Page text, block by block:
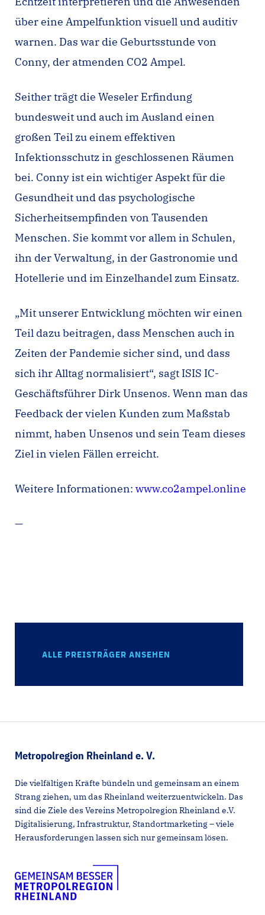
über eine Ampelfunktion visuell und auditiv
warnen. Das war die Geburtsstunde von
Conny, der atmenden CO2 Ampel.
Seither trägt die Weseler Erfindung
bundesweit und auch im Ausland einen
großen Teil zu einem effektiven
Infektionsschutz in geschlossenen Räumen
bei. Conny ist ein wichtiger Aspekt für die
Gesundheit und das psychologische
Sicherheitsempfinden von Tausenden
Menschen. Sie kommt vor allem in Schulen,
ihn der Verwaltung, in der Gastronomie und
Hotellerie und im Einzelhandel zum Einsatz.
„Mit unserer Entwicklung möchten wir einen
Teil dazu beitragen, dass Menschen auch in
Zeiten der Pandemie sicher sind, und dass
sich ihr Alltag normalisiert“, sagt ISIS IC-
Geschäftsführer Dirk Unsenos. Wenn man das
Feedback der vielen Kunden zum Maßstab
nimmt, haben Unsenos und sein Team dieses
Ziel in vielen Fällen erreicht.
Weitere Informationen: www.co2ampel.online
—
ALLE PREISTRÄGER ANSEHEN
Metropolregion Rheinland e. V.
Die vielfältigen Kräfte bündeln und gemeinsam an einem
Strang ziehen, um das Rheinland weiterzuentwickeln. Das
sind die Ziele des Vereins Metropolregion Rheinland e.V.
Digitalisierung, Infrastruktur, Standortmarketing – viele
Herausforderungen lassen sich nur gemeinsam lösen.